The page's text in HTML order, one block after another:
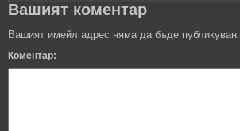
Вашият коментар
Вашият имейл адрес няма да бъде публикуван.
Коментар: